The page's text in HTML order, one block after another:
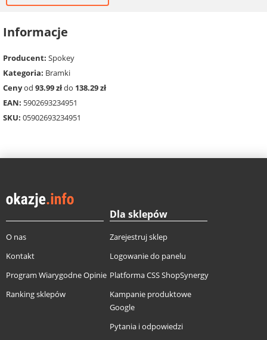
Informacje
Producent: Spokey
Kategoria: Bramki
Cenyod 93.99 złdo 138.29 zł
EAN: 5902693234951
SKU: 05902693234951
O nas
Kontakt
Program Wiarygodne Opinie
Ranking sklepów
Dla sklepów
Zarejestruj sklep
Logowanie do panelu
Platforma CSS ShopSynergy
Kampanie produktowe
Google
Pytania i odpowiedzi